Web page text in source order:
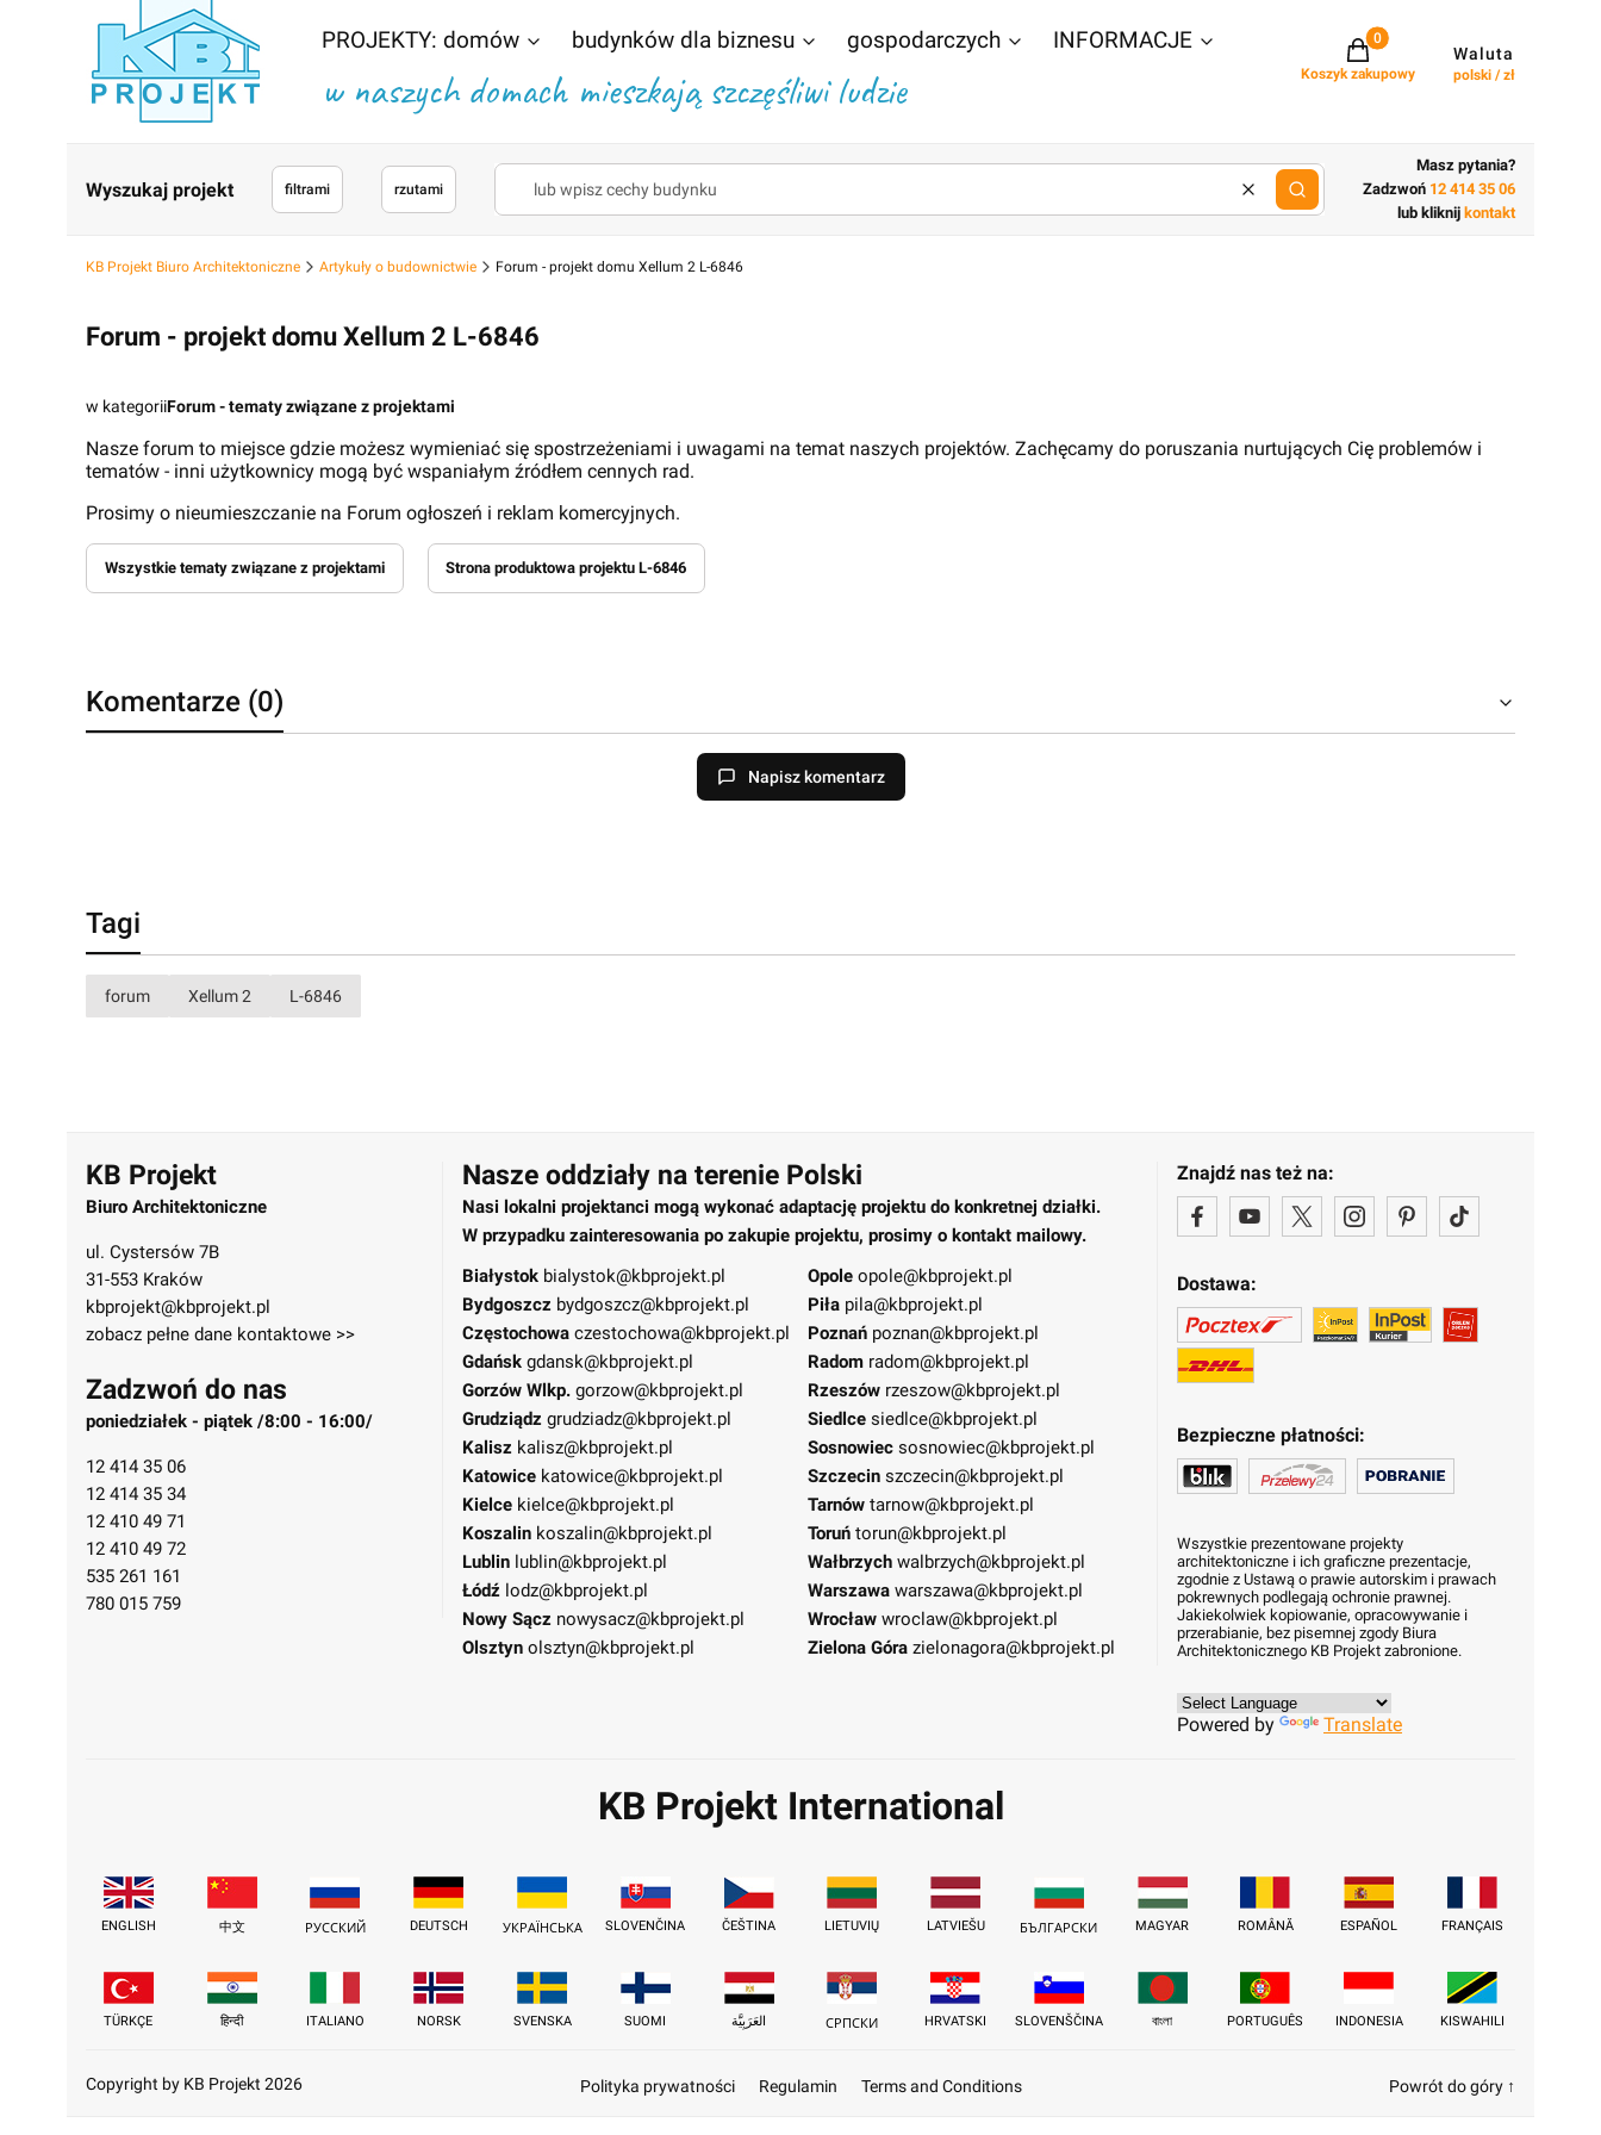
PROJEKTY: domów budynków dla biznesu gospodarczych INFORMACJE
w naszych domach mieszkają szczęśliwi ludzie
Projekty w koszyku: 0. Zobacz
Koszyk zakupowy
Waluta
polski / zł
Wyszukaj projekt filtrami rzutami
Wyczyśćlub wpisz cechy budynku
Masz pytania?
Zadzwoń 12 414 35 06
lub kliknij kontakt
KB Projekt Biuro Architektoniczne Artykuły o budownictwie Forum - projekt domu Xellum 2 L-6846
Forum - projekt domu Xellum 2 L-6846
w kategoriiForum - tematy związane z projektami
Nasze forum to miejsce gdzie możesz wymieniać się spostrzeżeniami i uwagami na temat naszych projektów. Zachęcamy do poruszania nurtujących Cię problemów i
tematów - inni użytkownicy mogą być wspaniałym źródłem cennych rad.
Prosimy o nieumieszczanie na Forum ogłoszeń i reklam komercyjnych.
Wszystkie tematy związane z projektami Strona produktowa projektu L-6846
Komentarze (0)
Napisz komentarz
Tagi
forum Xellum 2 L-6846
KB Projekt
Biuro Architektoniczne
ul. Cystersów 7B
31-553 Kraków
kbprojekt@kbprojekt.pl
zobacz pełne dane kontaktowe >>
Zadzwoń do nas
poniedziałek - piątek /8:00 - 16:00/
12 414 35 06
12 414 35 34
12 410 49 71
12 410 49 72
535 261 161
780 015 759
Nasze oddziały na terenie Polski
Nasi lokalni projektanci mogą wykonać adaptację projektu do konkretnej działki.
W przypadku zainteresowania po zakupie projektu, prosimy o kontakt mailowy.
Białystok bialystok@kbprojekt.pl
Bydgoszcz bydgoszcz@kbprojekt.pl
Częstochowa czestochowa@kbprojekt.pl
Gdańsk gdansk@kbprojekt.pl
Gorzów Wlkp. gorzow@kbprojekt.pl
Grudziądz grudziadz@kbprojekt.pl
Kalisz kalisz@kbprojekt.pl
Katowice katowice@kbprojekt.pl
Kielce kielce@kbprojekt.pl
Koszalin koszalin@kbprojekt.pl
Lublin lublin@kbprojekt.pl
Łódź lodz@kbprojekt.pl
Nowy Sącz nowysacz@kbprojekt.pl
Olsztyn olsztyn@kbprojekt.pl
Opole opole@kbprojekt.pl
Piła pila@kbprojekt.pl
Poznań poznan@kbprojekt.pl
Radom radom@kbprojekt.pl
Rzeszów rzeszow@kbprojekt.pl
Siedlce siedlce@kbprojekt.pl
Sosnowiec sosnowiec@kbprojekt.pl
Szczecin szczecin@kbprojekt.pl
Tarnów tarnow@kbprojekt.pl
Toruń torun@kbprojekt.pl
Wałbrzych walbrzych@kbprojekt.pl
Warszawa warszawa@kbprojekt.pl
Wrocław wroclaw@kbprojekt.pl
Zielona Góra zielonagora@kbprojekt.pl
Znajdź nas też na:
Dostawa:
Bezpieczne płatności:
Wszystkie prezentowane projekty
architektoniczne i ich graficzne prezentacje,
zgodnie z Ustawą o prawie autorskim i prawach
pokrewnych podlegają ochronie prawnej.
Jakiekolwiek kopiowanie, opracowywanie i
przerabianie, bez pisemnej zgody Biura
Architektonicznego KB Projekt zabronione.
Powered by Translate
KB Projekt International
ENGLISH 中文 РУССКИЙ DEUTSCH УКРАЇНСЬКА SLOVENČINA ČEŠTINA LIETUVIŲ LATVIEŠU БЪЛГАРСКИ MAGYAR ROMÂNĂ ESPAÑOL FRANÇAIS
TÜRKÇE हिन्दी ITALIANO NORSK SVENSKA SUOMI العَرَبِيَّة СРПСКИ HRVATSKI SLOVENŠČINA বাংলা PORTUGUÊS INDONESIA KISWAHILI
Copyright by KB Projekt 2026 Polityka prywatności Regulamin Terms and Conditions Powrót do góry ↑